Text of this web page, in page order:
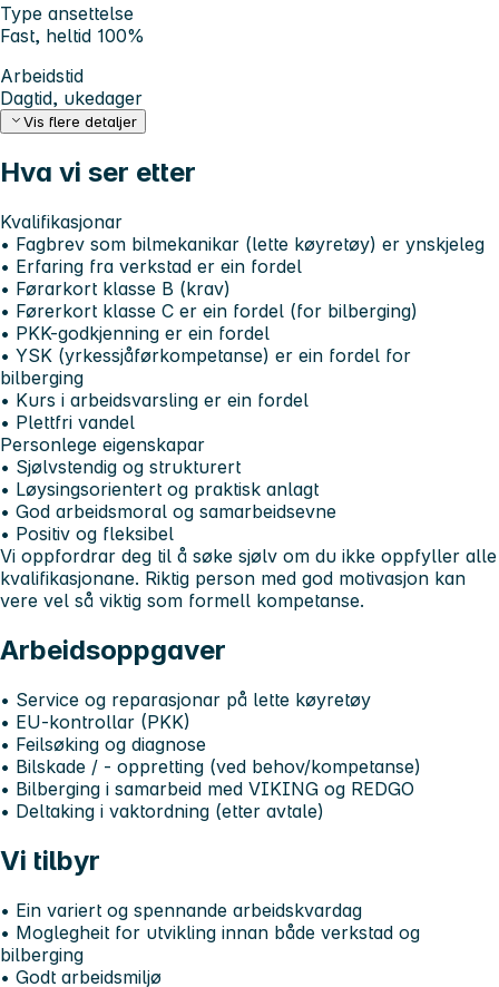
Type ansettelse
Fast, heltid 100%
Arbeidstid
Dagtid, ukedager
Vis flere detaljer
Hva vi ser etter
Kvalifikasjonar
• Fagbrev som bilmekanikar (lette køyretøy) er ynskjeleg
• Erfaring fra verkstad er ein fordel
• Førarkort klasse B (krav)
• Førerkort klasse C er ein fordel (for bilberging)
• PKK-godkjenning er ein fordel
• YSK (yrkessjåførkompetanse) er ein fordel for
bilberging
• Kurs i arbeidsvarsling er ein fordel
• Plettfri vandel
Personlege eigenskapar
• Sjølvstendig og strukturert
• Løysingsorientert og praktisk anlagt
• God arbeidsmoral og samarbeidsevne
• Positiv og fleksibel
Vi oppfordrar deg til å søke sjølv om du ikke oppfyller alle
kvalifikasjonane. Riktig person med god motivasjon kan
vere vel så viktig som formell kompetanse.
Arbeidsoppgaver
• Service og reparasjonar på lette køyretøy
• EU-kontrollar (PKK)
• Feilsøking og diagnose
• Bilskade / - oppretting (ved behov/kompetanse)
• Bilberging i samarbeid med VIKING og REDGO
• Deltaking i vaktordning (etter avtale)
Vi tilbyr
• Ein variert og spennande arbeidskvardag
• Moglegheit for utvikling innan både verkstad og
bilberging
• Godt arbeidsmiljø